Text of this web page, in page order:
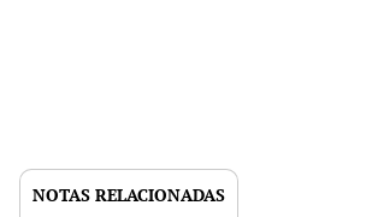
NOTAS RELACIONADAS